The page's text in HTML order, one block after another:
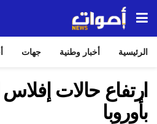
الرئيسية أخبار وطنية جهات
ارتفاع حالات
بأوروبا